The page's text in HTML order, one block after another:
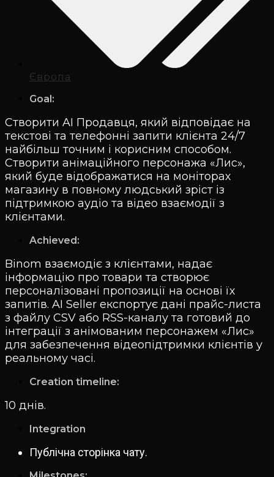
Європа
Goal:
Створити AI Продавця, який відповідає на
текстові та телефонні запити клієнта 24/7
найбільш точним і корисним способом.
Створити анімаційного персонажа «Лис»,
який буде відображатися на моніторах
магазину в повному людський зріст із
підтримкою аудіо та відео взаємодії з
клієнтами.
Achieved:
Binom взаємодіє з клієнтами, надає
інформацію про товари та створює
персоналізовані пропозиції на основі їх
запитів. AI Seller експортує дані прайс-листа
з файлу CSV або RSS-каналу та готовий до
інтеграції з анімованим персонажем «Лис»
для забезпечення відеопідтримки клієнтів у
реальному часі.
Creation timeline:
10 днів.
Integration
Публічна сторінка чату.